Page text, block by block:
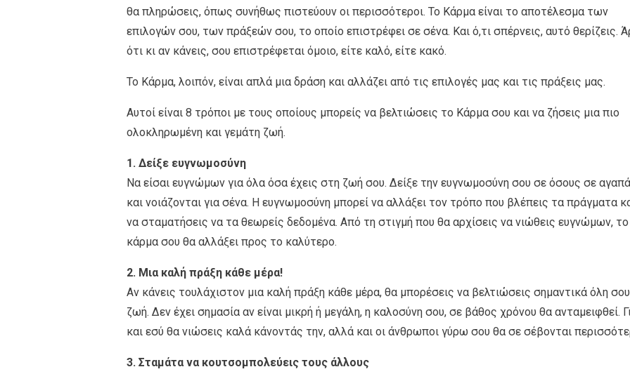
θα πληρώσεις, όπως συνήθως πιστεύουν οι περισσότεροι. Το Κάρμα είναι το αποτέλεσμα των
επιλογών σου, των πράξεών σου, το οποίο επιστρέφει σε σένα. Και ό,τι σπέρνεις, αυτό θερίζεις.
ότι κι αν κάνεις, σου επιστρέφεται όμοιο, είτε καλό, είτε κακό.
Το Κάρμα, λοιπόν, είναι απλά μια δράση και αλλάζει από τις επιλογές μας και τις πράξεις μας.
Αυτοί είναι 8 τρόποι με τους οποίους μπορείς να βελτιώσεις το Κάρμα σου και να ζήσεις μια πιο
ολοκληρωμένη και γεμάτη ζωή.
1. Δείξε ευγνωμοσύνη
Να είσαι ευγνώμων για όλα όσα έχεις στη ζωή σου. Δείξε την ευγνωμοσύνη σου σε όσους σε
και νοιάζονται για σένα. Η ευγνωμοσύνη μπορεί να αλλάξει τον τρόπο που βλέπεις τα πράγματα
να σταματήσεις να τα θεωρείς δεδομένα. Από τη στιγμή που θα αρχίσεις να νιώθεις ευγνώμων, το
κάρμα σου θα αλλάξει προς το καλύτερο.
2. Μια καλή πράξη κάθε μέρα!
Αν κάνεις τουλάχιστον μια καλή πράξη κάθε μέρα, θα μπορέσεις να βελτιώσεις σημαντικά όλη
ζωή. Δεν έχει σημασία αν είναι μικρή ή μεγάλη, η καλοσύνη σου, σε βάθος χρόνου θα ανταμειφθεί.
και εσύ θα νιώσεις καλά κάνοντάς την, αλλά και οι άνθρωποι γύρω σου θα σε σέβονται
3. Σταμάτα να κουτσομπολεύεις τους άλλους